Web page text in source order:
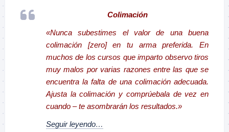
Colimación
«Nunca subestimes el valor de una buena
colimación [zero] en tu arma preferida. En
muchos de los cursos que imparto observo tiros
muy malos por varias razones entre las que se
encuentra la falta de una colimación adecuada.
Ajusta la colimación y comprúebala de vez en
cuando – te asombrarán los resultados.»
Seguir leyendo…